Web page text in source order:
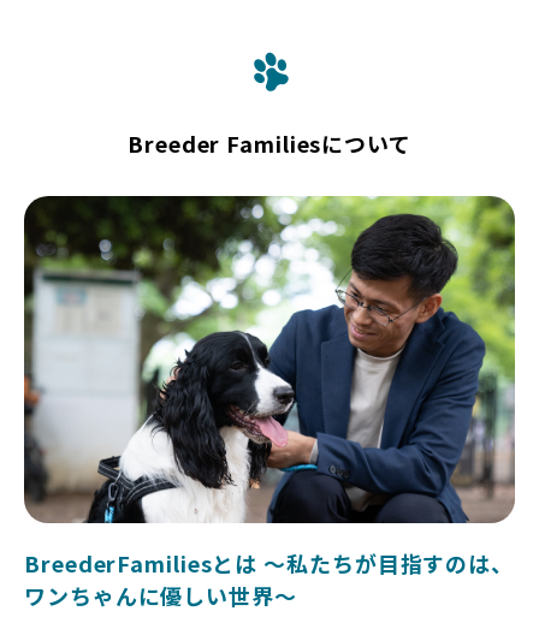
Breeder Familiesについて
BreederFamiliesとは 〜私たちが目指すのは、
ワンちゃんに優しい世界〜